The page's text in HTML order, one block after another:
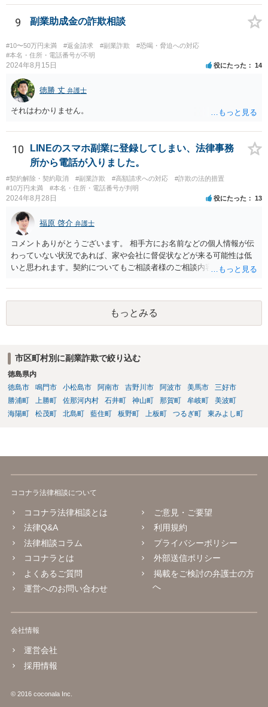
9 副業助成金の詐欺相談
#10〜50万円未満 #返金請求 #副業詐欺
#恐喝・脅迫への対応
#本名・住所・電話番号が不明
2024年8月15日 役にたった 14
徳勝 丈 弁護士
それはわかりません。
10
LINEのスマホ副業に登録してしまい、法律事務
所から電話が入りました。
#契約解除・契約取消 #副業詐欺 #高額請求への対応
#詐欺の法的措置
#10万円未満
#本名・住所・電話番号が判明
2024年8月28日 役にたった 13
福原 啓介 弁護士
コメントありがとうございます。 相手方にお名前などの個人情報が伝
わっていない状況であれば、家や会社に督促状などが来る可能性は低
いと思われます。契約についてもご相談者様のご相談内容を踏まえま
いただけますと幸いです。
もっとみる
市区町村別に副業詐欺で絞り込む
徳島県内
徳島市
鳴門市 小松島市 阿南市 吉野川市 阿波市 美馬市
三好市
勝浦町
上勝町 佐那河内村 石井町 神山町 那賀町 牟岐町
美波町
海陽町
松茂町 北島町 藍住町 板野町 上板町 つるぎ町 東みよし町
ココナラ法律相談について
ココナラ法律相談とは
法律Q&A
法律相談コラム
ココナラとは
よくあるご質問
運営へのお問い合わせ
ご意見・ご要望
利用規約
プライバシーポリシー
外部送信ポリシー
掲載をご検討の弁護士の方
へ
会社情報
運営会社
採用情報
© 2016 coconala Inc.